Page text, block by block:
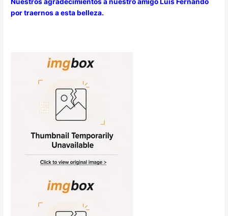
por traernos a esta belleza.